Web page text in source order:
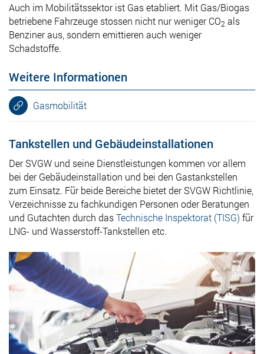
Auch im Mobilitätssektor ist Gas etabliert. Mit Gas/Biogas
betriebene Fahrzeuge stossen nicht nur weniger CO2 als
Benziner aus, sondern emittieren auch weniger
Schadstoffe.
Weitere Informationen
Gasmobilität
Tankstellen und Gebäudeinstallationen
Der SVGW und seine Dienstleistungen kommen vor allem
bei der Gebäudeinstallation und bei den Gastankstellen
zum Einsatz. Für beide Bereiche bietet der SVGW Richtlinie,
Verzeichnisse zu fachkundigen Personen oder Beratungen
und Gutachten durch dasTechnische Inspektorat (TISG) für
LNG- und Wasserstoff-Tankstellen etc.